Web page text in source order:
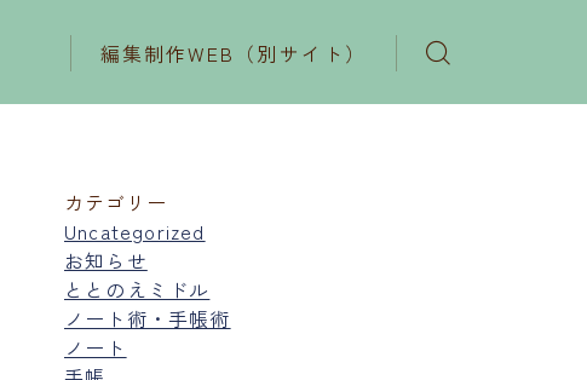
編集制作WEB（別サイト）
カテゴリー
Uncategorized
お知らせ
ととのえミドル
ノート術・手帳術
ノート